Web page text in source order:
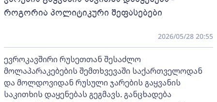
როგორია პოლიტიკური შეფასებები
2026/05/28 20:55
ევროკავშირი რუსეთთან შესაძლო
მოლაპარაკებების შემთხვევაში საქართველოდან
და მოლდოვიდან რუსული ჯარების გაყვანის
საკითხის დაყენებას გეგმავს. განცხადება